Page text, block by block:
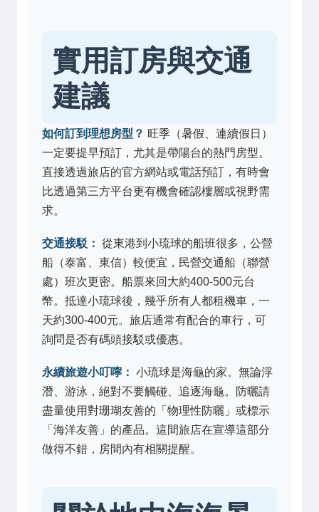
實用訂房與交通
建議
如何訂到理想房型？ 旺季（暑假、連續假日）
一定要提早預訂，尤其是帶陽台的熱門房型。
直接透過旅店的官方網站或電話預訂，有時會
比透過第三方平台更有機會確認樓層或視野需
求。
交通接駁： 從東港到小琉球的船班很多，公營
船（泰富、東信）較便宜，民營交通船（聯營
處）班次更密。船票來回大約400-500元台
幣。抵達小琉球後，幾乎所有人都租機車，一
天約300-400元。旅店通常有配合的車行，可
詢問是否有碼頭接駁或優惠。
永續旅遊小叮嚀： 小琉球是海龜的家。無論浮
潛、游泳，絕對不要觸碰、追逐海龜。防曬請
盡量使用對珊瑚友善的「物理性防曬」或標示
「海洋友善」的產品。這間旅店在宣導這部分
做得不錯，房間內有相關提醒。